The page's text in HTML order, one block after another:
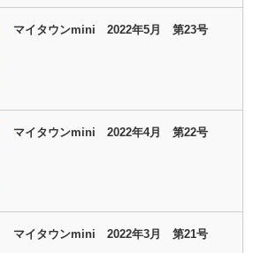
マイタウンmini 2022年5月 第23号
マイタウンmini 2022年4月 第22号
マイタウンmini 2022年3月 第21号